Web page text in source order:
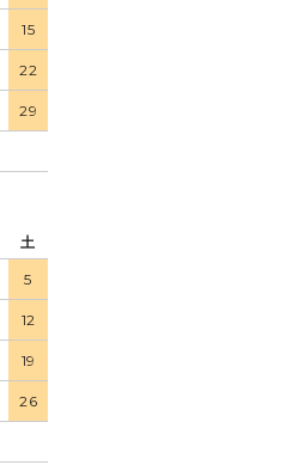
15
22
29
土
5
12
19
26